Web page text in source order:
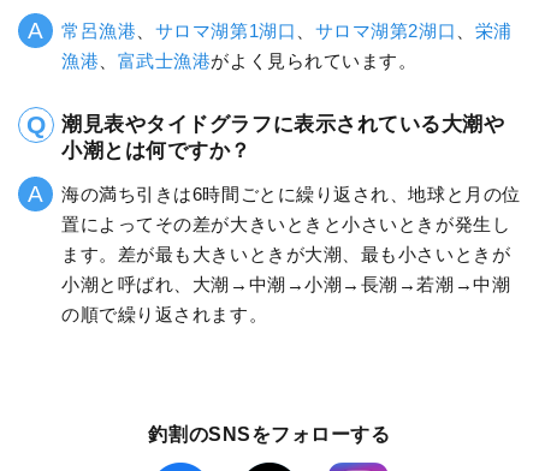
常呂漁港 サロマ湖第1湖口 サロマ湖第2湖口
栄浦
漁港
富武士漁港がよく見られています。
潮見表やタイドグラフに表示されている大潮や
小潮とは何ですか？
海の満ち引きは6時間ごとに繰り返され、地球と月の位
置によってその差が大きいときと小さいときが発生し
ます。差が最も大きいときが大潮、最も小さいときが
小潮と呼ばれ、大潮→中潮→小潮→長潮→若潮→中潮
の順で繰り返されます。
釣割のSNSをフォローする